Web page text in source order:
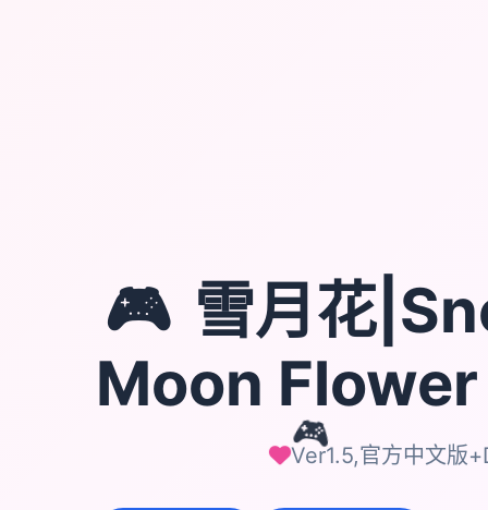
🎮
🎮 雪月花
Moon
Ver1.5,官方中文版